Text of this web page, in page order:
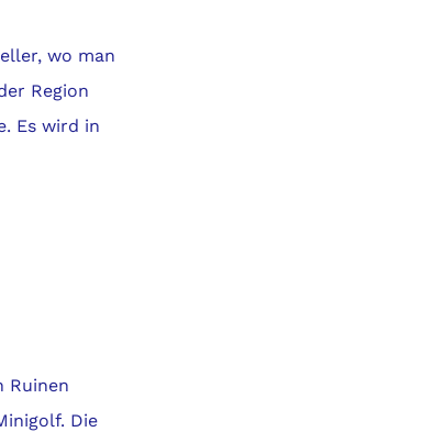
wo man
Region
Es wird in
Ruinen
Die